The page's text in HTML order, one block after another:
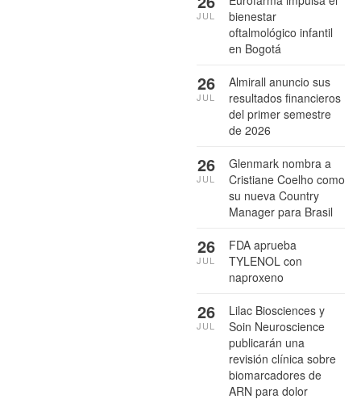
bienestar
oftalmológico infantil
en Bogotá
JUL
Almirall anuncio sus
resultados financieros
del primer semestre
de 2026
26
JUL
Glenmark nombra a
Cristiane Coelho como
su nueva Country
Manager para Brasil
26
JUL
FDA aprueba
TYLENOL con
naproxeno
26
JUL
Lilac Biosciences y
Soin Neuroscience
publicarán una
revisión clínica sobre
biomarcadores de
ARN para dolor
26
JUL